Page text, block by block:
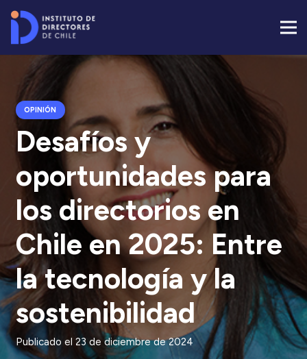
OPINIÓN
Desafíos y
oportunidades para
los directorios en
Chile en 2025: Entre
la tecnología y la
sostenibilidad
Publicado el 23 de diciembre de 2024